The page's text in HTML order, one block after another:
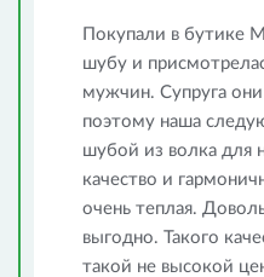
Покупали в бутике
шубу и
мужчин. Супруга
поэтому наша
шубой из волка для
качество и
очень теплая.
выгодно. Такого
такой не высокой